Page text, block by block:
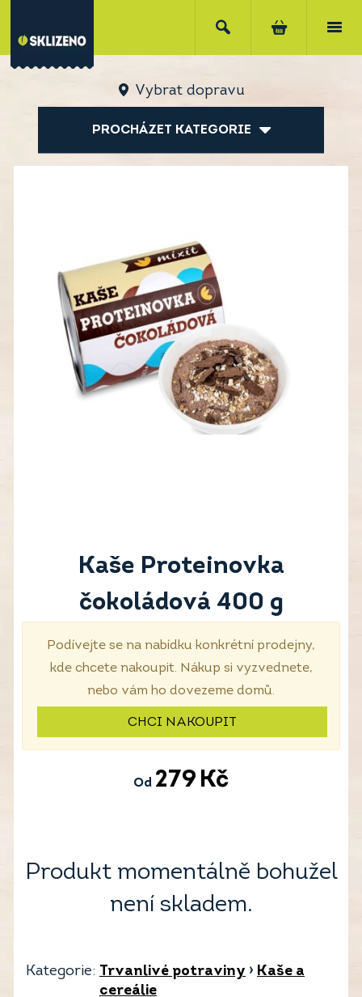
Vybrat dopravu
PROCHÁZET KATEGORIE
Kaše Proteinovka
čokoládová 400 g
Podívejte se na nabídku konkrétní prodejny,
kde chcete nakoupit. Nákup si vyzvednete,
nebo vám ho dovezeme domů.
CHCI NAKOUPIT
Od 279 Kč
Produkt momentálně bohužel
není skladem.
Kategorie: Trvanlivé potraviny › Kaše a
cereálie